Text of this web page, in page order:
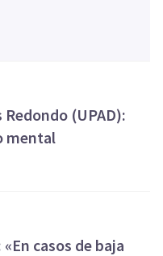
(UPAD):
mental
casos de baja